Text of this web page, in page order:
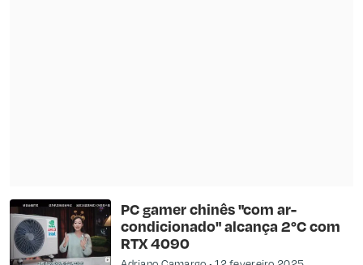
PC gamer chinês "com ar-
condicionado" alcança 2°C com
RTX 4090